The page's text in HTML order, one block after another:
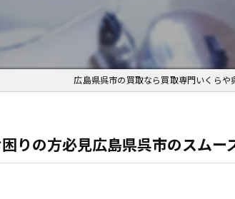
広島県呉市の買取なら買取専門いくらや
りの方必見広島県呉市のスムー